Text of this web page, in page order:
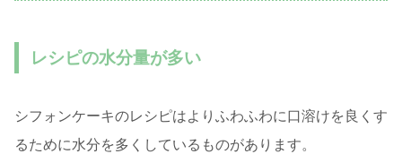
レシピの水分量が多い
シフォンケーキのレシピはよりふわふわに口溶けを良くす
るために水分を多くしているものがあります。